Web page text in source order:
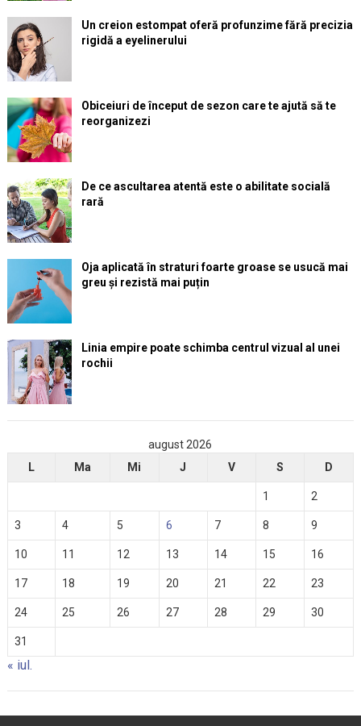
Un creion estompat oferă profunzime fără precizia
rigidă a eyelinerului
Obiceiuri de început de sezon care te ajută să te
reorganizezi
De ce ascultarea atentă este o abilitate socială
rară
Oja aplicată în straturi foarte groase se usucă mai
greu și rezistă mai puțin
Linia empire poate schimba centrul vizual al unei
rochii
august 2026
L
Ma Mi J V S D
1 2
3 4 5 6 7 8 9
10 11 12 13 14 15 16
17 18 19 20 21 22 23
24 25 26 27 28 29 30
31
« iul.